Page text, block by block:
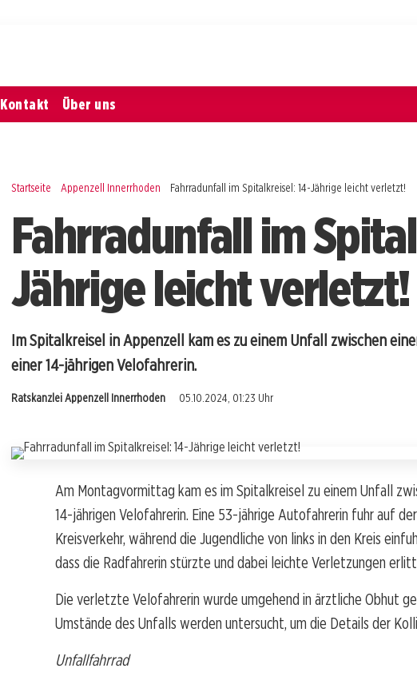
Kontakt Über uns
Startseite Appenzell Innerrhoden Fahrradunfall im Spitalkreisel: 14-Jährige leicht verletzt!
Fahrradunfall im
Jährige leicht verletzt!
Im Spitalkreisel in Appenzell kam es zu einem Unfall zwischen
einer 14-jährigen Velofahrerin.
Ratskanzlei Appenzell Innerrhoden 05.10.2024, 01:23 Uhr
Am Montagvormittag kam es im Spitalkreisel zu einem Unfall
14-jährigen Velofahrerin. Eine 53-jährige Autofahrerin fuhr auf
Kreisverkehr, während die Jugendliche von links in den Kreis
dass die Radfahrerin stürzte und dabei leichte Verletzungen
Die verletzte Velofahrerin wurde umgehend in ärztliche Obhut
Umstände des Unfalls werden untersucht, um die Details der
Unfallfahrrad